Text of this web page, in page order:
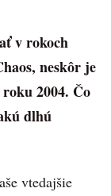
v rokoch
neskôr je
2004. Čo
dlhú
vtedajšie